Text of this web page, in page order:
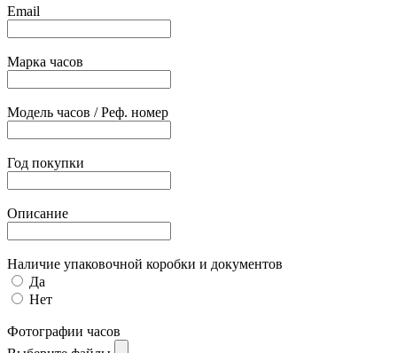
Email
Марка часов
Модель часов / Реф. номер
Год покупки
Описание
Наличие упаковочной коробки и документов
Да
Нет
Фотографии часов